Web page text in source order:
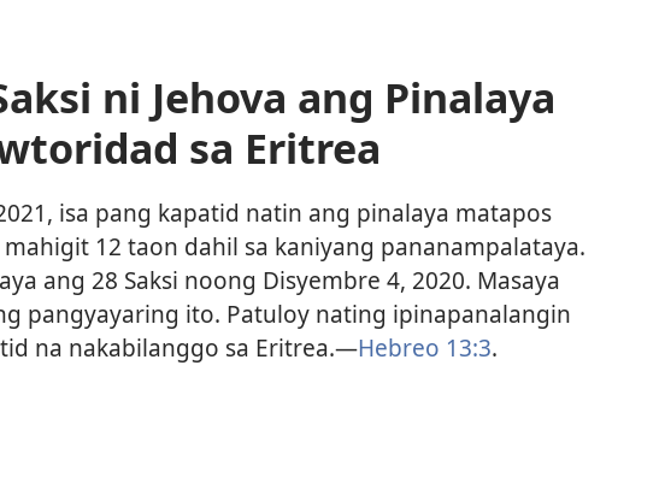
ni Jehova ang Pinalaya
sa Eritrea
isa pang kapatid natin ang pinalaya matapos
12 taon dahil sa kaniyang pananampalataya.
ang 28 Saksi noong Disyembre 4, 2020. Masaya
pangyayaring ito. Patuloy nating ipinapanalangin
na nakabilanggo sa Eritrea.—Hebreo 13:3.